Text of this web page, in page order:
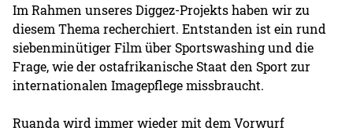
Im Rahmen unseres Diggez-Projekts haben wir zu
diesem Thema recherchiert. Entstanden ist ein rund
siebenminütiger Film über Sportswashing und die
Frage, wie der ostafrikanische Staat den Sport zur
internationalen Imagepflege missbraucht.
Ruanda wird immer wieder mit dem Vorwurf